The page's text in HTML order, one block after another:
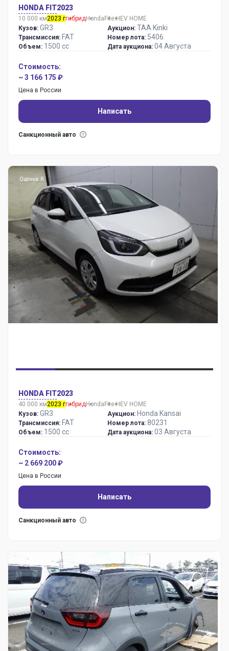
HONDA FIT2023
10 000 км2023 ггибридHondaFite:HEV HOME
Кузов: GR3
Трансмиссия: FAT
Объем: 1500 сс
Аукцион: TAA Kinki
Номер лота: 5406
Дата аукциона: 04 Августа
Стоимость:
~ 3 166 175 ₽
Цена в России
Написать
Санкционный авто
Оценка: R
HONDA FIT2023
40 000 км2023 ггибридHondaFite:HEV HOME
Кузов: GR3
Трансмиссия: FAT
Объем: 1500 сс
Аукцион: Honda Kansai
Номер лота: 80231
Дата аукциона: 03 Августа
Стоимость:
~ 2 669 200 ₽
Цена в России
Написать
Санкционный авто
Оценка: R